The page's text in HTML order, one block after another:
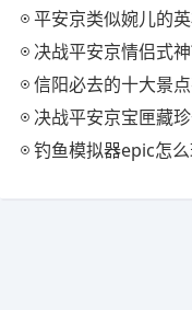
平安京类似婉儿的英雄
决战平安京情侣式神?(
信阳必去的十大景点有哪些
决战平安京宝匣藏珍千纸鹤
钓鱼模拟器epic怎